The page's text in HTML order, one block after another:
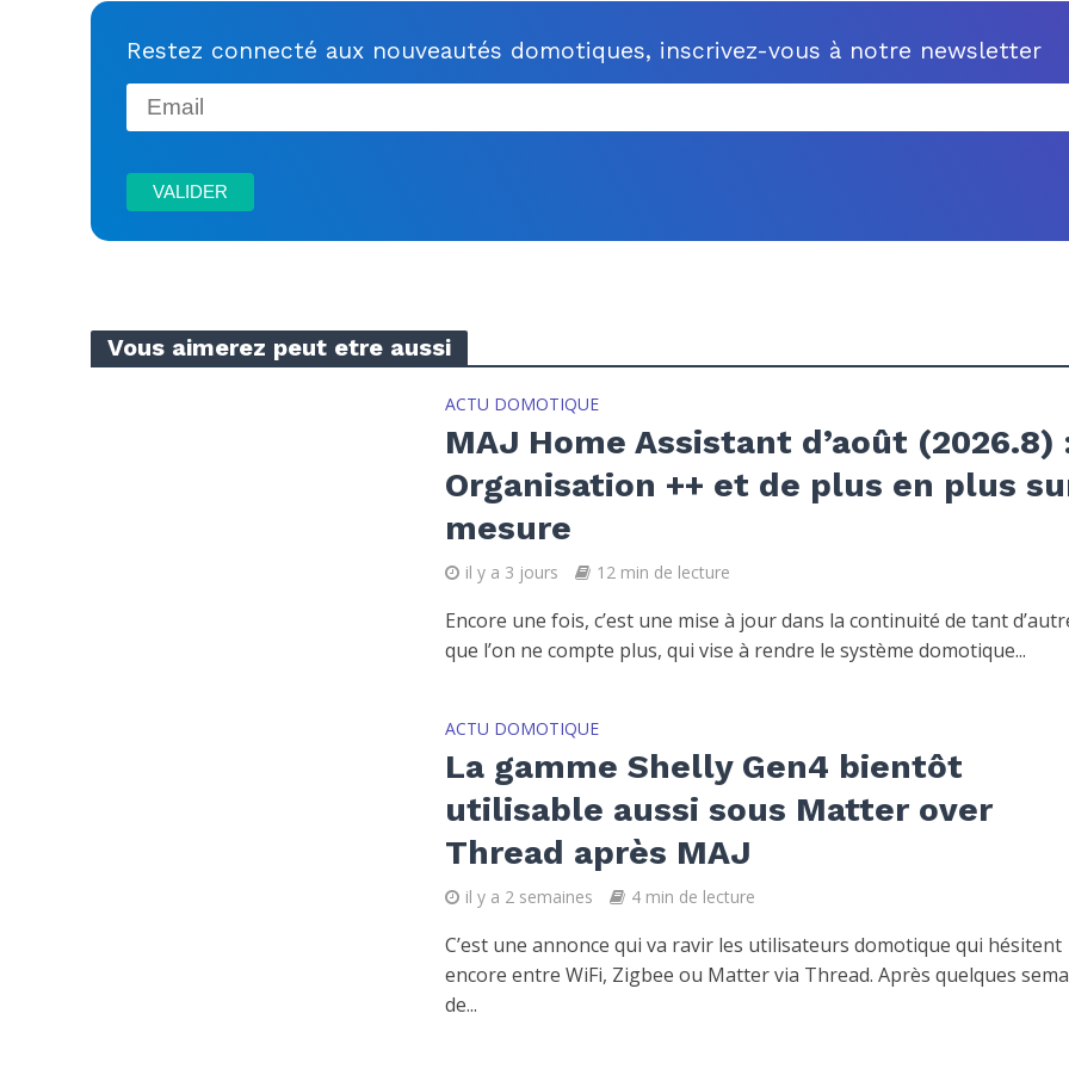
Restez connecté aux nouveautés domotiques, inscrivez-vous à notre newsletter
Vous aimerez peut etre aussi
ACTU DOMOTIQUE
MAJ Home Assistant d’août (2026.8)
Organisation ++ et de plus en plus
mesure
il y a 3 jours 12 min de lecture
Encore une fois, c’est une mise à jour dans la continuité de tant
que l’on ne compte plus, qui vise à rendre le système domotique...
ACTU DOMOTIQUE
La gamme Shelly Gen4 bientôt
utilisable aussi sous Matter over
Thread après MAJ
il y a 2 semaines 4 min de lecture
C’est une annonce qui va ravir les utilisateurs domotique qui hésitent
encore entre WiFi, Zigbee ou Matter via Thread. Après quelques
de...